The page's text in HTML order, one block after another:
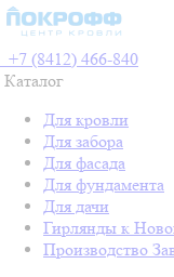
+7 (8412) 466-840
Каталог
Для кровли
Для забора
Для фасада
Для фундамента
Для дачи
Гирлянды к
Производство